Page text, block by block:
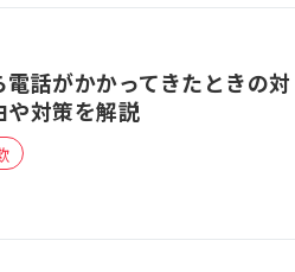
話がかかってきたときの対
や対策を解説